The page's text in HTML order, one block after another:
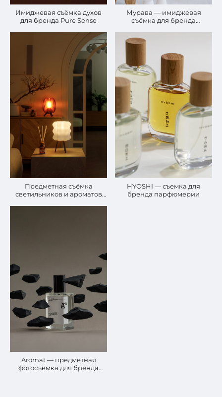
Имиджевая съёмка духов
для бренда Pure Sense
Мурава — имиджевая
съёмка для бренда
Предметная съёмка
светильников и ароматов
HYOSHI — съемка для
бренда парфюмерии
Aromat — предметная
фотосъемка для бренда